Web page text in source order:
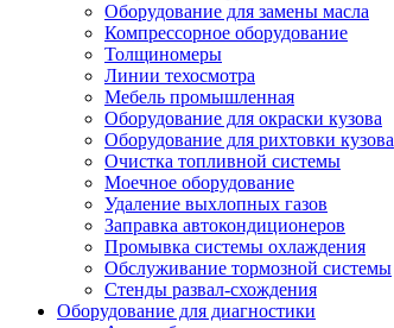
Оборудование для замены масла
Компрессорное оборудование
Толщиномеры
Линии техосмотра
Мебель промышленная
Оборудование для окраски кузова
Оборудование для рихтовки кузова
Очистка топливной системы
Моечное оборудование
Удаление выхлопных газов
Заправка автокондиционеров
Промывка системы охлаждения
Обслуживание тормозной системы
Стенды развал-схождения
Оборудование для диагностики